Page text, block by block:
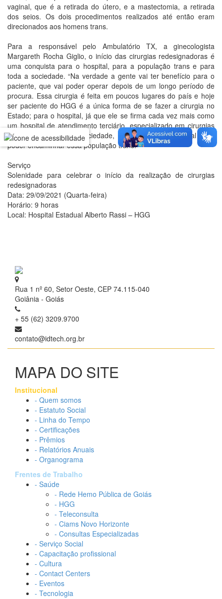
vaginal, que é a retirada do útero, e a mastectomia, a retirada
dos seios. Os dois procedimentos realizados até então eram
direcionados aos homens trans.
Para a responsável pelo Ambulatório TX, a ginecologista
Margareth Rocha Giglio, o início das cirurgias redesignadoras é
uma conquista para o hospital, para a população trans e para
toda a sociedade. “Na verdade a gente vai ter benefício para o
paciente, que vai poder operar depois de um longo período de
procura. Essa cirurgia é feita em poucos lugares do país e hoje
ser paciente do HGG é a única forma de se fazer a cirurgia no
Estado; para o hospital, já que ele se firma cada vez mais como
um hospital de atendimento terciário, especializado em cirurgias
complexas; e para a sociedade, que tem um referencial para
poder encaminhar essa população trans.”
Serviço
Solenidade para celebrar o início da realização de cirurgias
redesignadoras
Data: 29/09/2021 (Quarta-feira)
Horário: 9 horas
Local: Hospital Estadual Alberto Rassi – HGG
Rua 1 nº 60, Setor Oeste, CEP 74.115-040
Goiânia - Goiás
+ 55 (62) 3209.9700
contato@idtech.org.br
MAPA DO SITE
Institucional
- Quem somos
- Estatuto Social
- Linha do Tempo
- Certificações
- Prêmios
- Relatórios Anuais
- Organograma
Frentes de Trabalho
- Saúde
- Rede Hemo Pública de Goiás
- HGG
- Teleconsulta
- Ciams Novo Horizonte
- Consultas Especializadas
- Serviço Social
- Capacitação profissional
- Cultura
- Contact Centers
- Eventos
- Tecnologia